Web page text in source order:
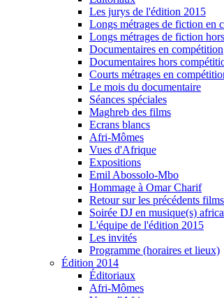
Les jurys de l'édition 2015
Longs métrages de fiction en
Longs métrages de fiction
Documentaires en compétition
Documentaires hors
Courts métrages en
Le mois du documentaire
Séances spéciales
Maghreb des films
Ecrans blancs
Afri-Mômes
Vues d'Afrique
Expositions
Emil Abossolo-Mbo
Hommage à Omar Charif
Retour sur les précédents
Soirée DJ en musique(s)
L'équipe de l'édition 2015
Les invités
Programme (horaires et lieux)
Édition 2014
Éditoriaux
Afri-Mômes